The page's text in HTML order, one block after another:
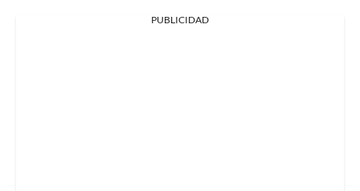
PUBLICIDAD